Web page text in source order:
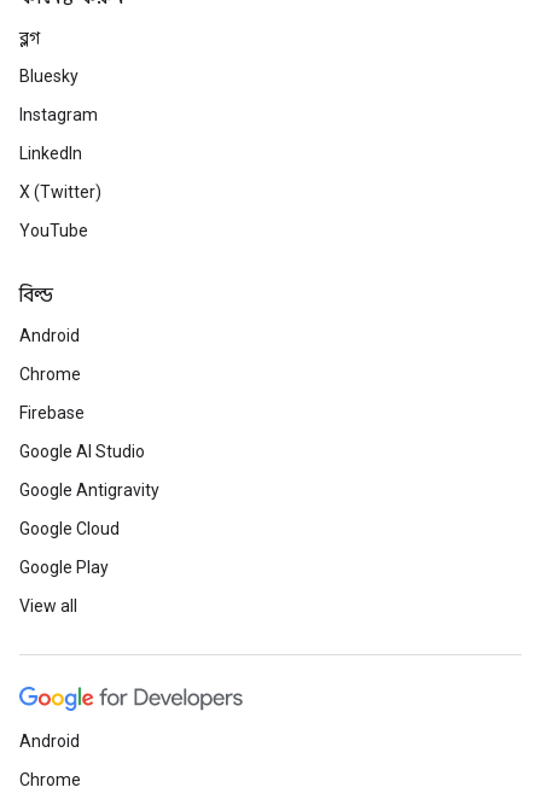
ব্লগ
Bluesky
Instagram
LinkedIn
X (Twitter)
YouTube
বিল্ড
Android
Chrome
Firebase
Google AI Studio
Google Antigravity
Google Cloud
Google Play
View all
Android
Chrome